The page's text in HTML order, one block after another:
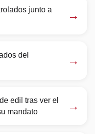
junto a
→
del
→
edil tras ver el
mandato
→